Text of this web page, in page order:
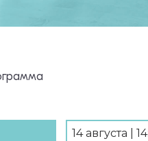
14 августа |